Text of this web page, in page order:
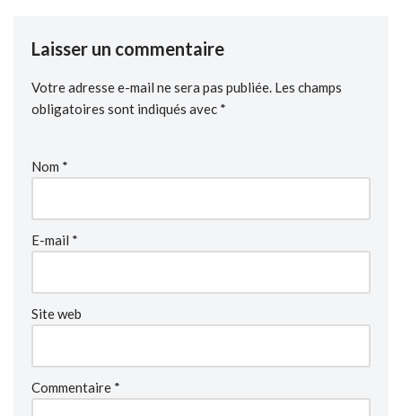
Laisser un commentaire
Votre adresse e-mail ne sera pas publiée. Les champs
obligatoires sont indiqués avec *
Nom *
E-mail *
Site web
Commentaire *